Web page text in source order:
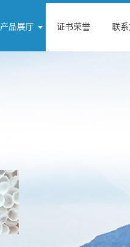
产品展厅 证书荣誉 联